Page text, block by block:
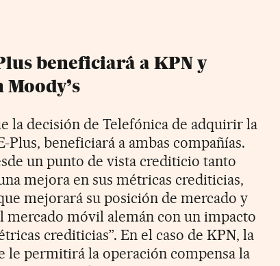
beneficiará a KPN y
la decisión de Telefónica de adquirir la
Plus, beneficiará a ambas compañías.
un punto de vista crediticio tanto
mejora en sus métricas crediticias,
mejorará su posición de mercado y
mercado móvil alemán con un impacto
crediticias”. En el caso de KPN, la
le permitirá la operación compensa la